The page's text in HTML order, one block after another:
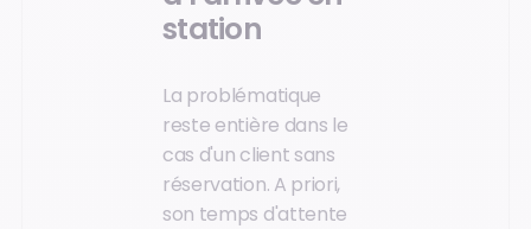
station
La problématique
reste entière dans le
cas d'un client sans
réservation. A priori,
son temps d'attente